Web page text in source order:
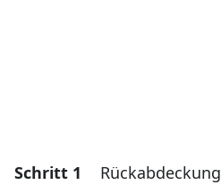
Schritt 1 Rückabdeckung